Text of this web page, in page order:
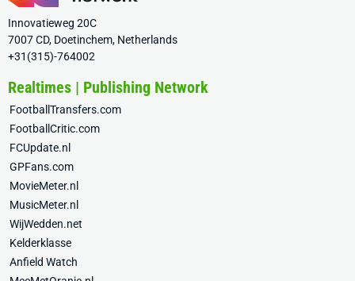
Innovatieweg 20C
7007 CD, Doetinchem, Netherlands
+31(315)-764002
Realtimes | Publishing Network
FootballTransfers.com
FootballCritic.com
FCUpdate.nl
GPFans.com
MovieMeter.nl
MusicMeter.nl
WijWedden.net
Kelderklasse
Anfield Watch